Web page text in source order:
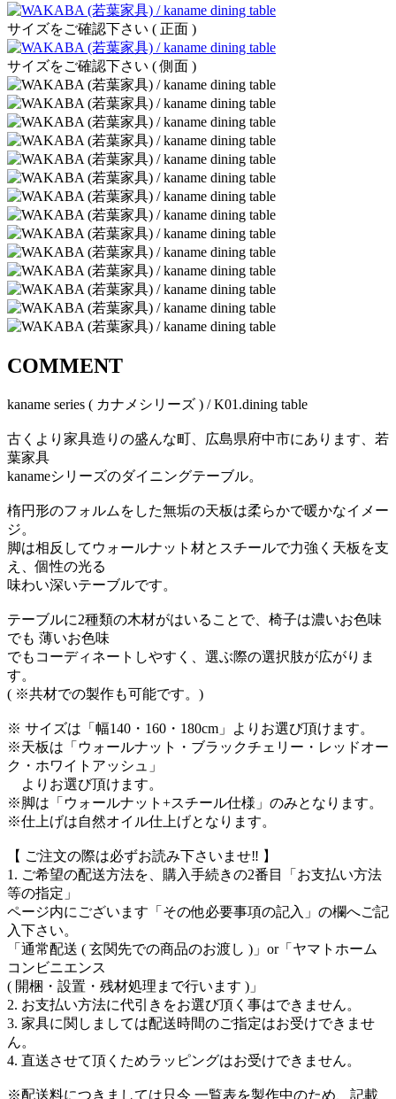
サイズをご確認下さい ( 正面 )
サイズをご確認下さい ( 側面 )
COMMENT
kaname series ( カナメシリーズ ) / K01.dining table
古くより家具造りの盛んな町、広島県府中市にあります、若
葉家具
kanameシリーズのダイニングテーブル。
楕円形のフォルムをした無垢の天板は柔らかで暖かなイメー
ジ。
脚は相反してウォールナット材とスチールで力強く天板を支
え、個性の光る
味わい深いテーブルです。
テーブルに2種類の木材がはいることで、椅子は濃いお色味
でも 薄いお色味
でもコーディネートしやすく、選ぶ際の選択肢が広がりま
す。
( ※共材での製作も可能です。)
※ サイズは「幅140・160・180cm」よりお選び頂けます。
※天板は「ウォールナット・ブラックチェリー・レッドオー
ク・ホワイトアッシュ」
よりお選び頂けます。
※脚は「ウォールナット+スチール仕様」のみとなります。
※仕上げは自然オイル仕上げとなります。
【 ご注文の際は必ずお読み下さいませ‼ 】
1. ご希望の配送方法を、購入手続きの2番目
「お支払い方法
等の指定」
ページ内にございます「その他必要事項の記入」 の欄へご記
入下さい。
「通常配送 ( 玄関先での商品のお渡し )」 or「ヤマトホーム
コンビニエンス
( 開梱・設置・残材処理まで行います )」
2. お支払い方法に代引きをお選び頂く事はできません。
3. 家具に関しましては配送時間のご指定はお受けできませ
ん。
4. 直送させて頂くためラッピングはお受けできません。
※配送料につきましては只今 一覧表を製作中のため、記載